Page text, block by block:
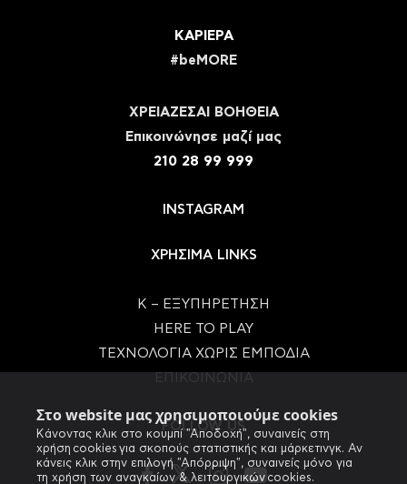
Στο website μας χρησιμοποιούμε cookies
Κάνοντας κλικ στο κουμπί "Αποδοχή", συναινείς στη
χρήση cookies για σκοπούς στατιστικής και μάρκετινγκ. Αν
κάνεις κλικ στην επιλογή "Απόρριψη", συναινείς μόνο για
τη χρήση των αναγκαίων & λειτουργικών cookies.
ΚΑΡΙΕΡΑ
#beMORE
ΧΡΕΙΑΖΕΣΑΙ ΒΟΗΘΕΙΑ
Eπικοινώνησε μαζί μας
210 28 99 999
INSTAGRAM
ΧΡΗΣΙΜΑ LINKS
Κ – ΕΞΥΠΗΡΕΤΗΣΗ
HERE TO PLAY
ΤΕΧΝΟΛΟΓΙΑ ΧΩΡΙΣ ΕΜΠΟΔΙΑ
FOLLOW US